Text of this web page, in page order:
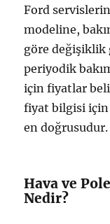
Ford
modeline,
göre değişiklik
periyodik
için fiyatlar
fiyat bilgisi
en doğrusudur.
Hava ve
Nedir?